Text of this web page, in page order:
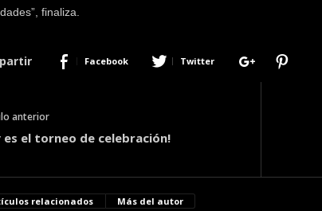
finaliza.
Facebook Twitter
anterior
es el torneo de celebración!
relacionados Más del autor